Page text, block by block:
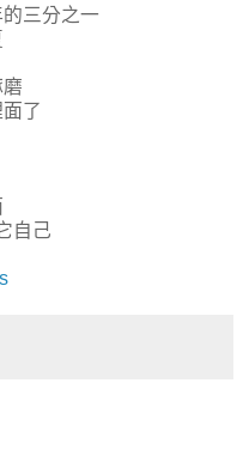
三分之一
了
自己